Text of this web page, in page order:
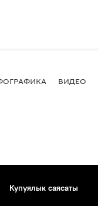
ВИДЕО
Купуялык саясаты